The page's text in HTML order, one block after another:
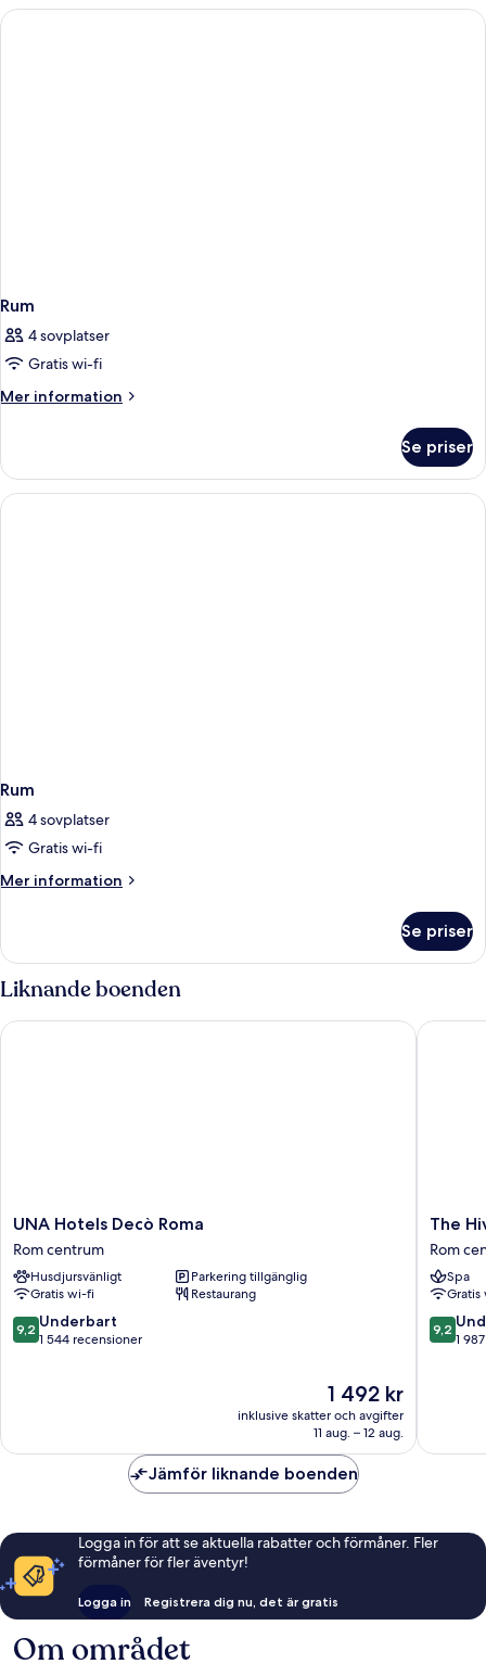
Rum
4 sovplatser
Gratis wi-fi
Mer information
Mer
Se priser
Rum
4 sovplatser
Gratis wi-fi
Mer information
Mer
Se priser
Liknande boenden
UNA
Hotels
Decò
Roma
Rom
centrum
UNA Hotels Decò Roma
Rom centrum
Husdjursvänligt
Parkering tillgänglig
Gratis wi-fi
Restaurang
9.2
av
9,2 Underbart
1 544 recensioner
Priset
1 492 kr
1 492 kr
inklusive skatter och avgifter
11 aug. – 12 aug.
UNA Hotels Decò Roma
The
Hive
Hotel
Rom
centrum
The
Rom
Spa
9.2
av
9,2
1
The
Jämför liknande boenden
Logga in för att se aktuella rabatter och förmåner. Fler
förmåner för fler äventyr!
Logga in Registrera dig nu, det är gratis
Om området